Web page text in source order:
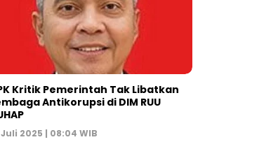
Kritik Pemerintah Tak Libatkan
Antikorupsi di DIM RUU
Juli 2025 | 08:04 WIB